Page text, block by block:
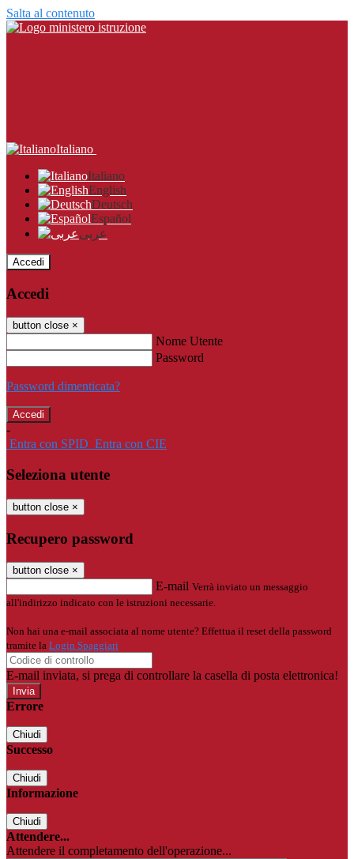
Salta al contenuto
Italiano
Italiano
English
Deutsch
Español
عربى
Accedi
Accedi
button close ×
Nome Utente
Password
Password dimenticata?
-
Entra con SPID Entra con CIE
Seleziona utente
button close ×
Recupero password
button close ×
E-mail Verrà inviato un messaggio
all'indirizzo indicato con le istruzioni necessarie.
Non hai una e-mail associata al nome utente? Effettua il reset della password
tramite la Login Spaggiari
E-mail inviata, si prega di controllare la casella di posta elettronica!
Errore
Chiudi
Successo
Chiudi
Informazione
Chiudi
Attendere...
Attendere il completamento dell'operazione...